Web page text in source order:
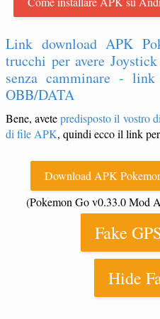
Link download APK
trucchi per avere
senza camminare -
OBB/DATA
Bene, avetepredisposto il vostro
di file APK, quindi ecco il link
Download APK
(Pokemon Go v0.33.0 Mod
Fake
Hide